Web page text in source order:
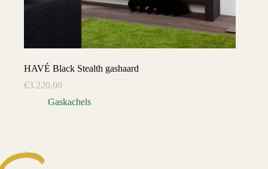
HAVÉ Black Stealth gashaard
€3.220,00
Gaskachels